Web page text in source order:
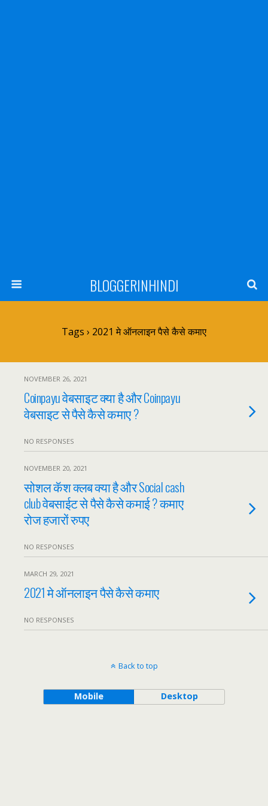
BLOGGERINHINDI
Tags › 2021 मे ऑनलाइन पैसे कैसे कमाए
NOVEMBER 26, 2021
Coinpayu वेबसाइट क्या है और Coinpayu
वेबसाइट से पैसे कैसे कमाए ?
NO RESPONSES
NOVEMBER 20, 2021
सोशल कॅश क्लब क्या है और Social cash
club वेबसाईट से पैसे कैसे कमाई ? कमाए
रोज हजारों रुपए
NO RESPONSES
MARCH 29, 2021
2021 मे ऑनलाइन पैसे कैसे कमाए
NO RESPONSES
Back to top
Mobile Desktop